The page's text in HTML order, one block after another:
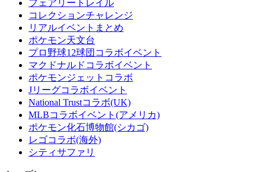
フェアリートレイル
コレクションチャレンジ
リアルイベントまとめ
ポケモン天文台
プロ野球12球団コラボイベント
マクドナルドコラボイベント
ポケモンジェットコラボ
Jリーグコラボイベント
National Trustコラボ(UK)
MLBコラボイベント(アメリカ)
ポケモン化石博物館(シカゴ)
レゴコラボ(海外)
シティサファリ